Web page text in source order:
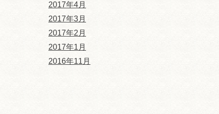
2017年4月
2017年3月
2017年2月
2017年1月
2016年11月